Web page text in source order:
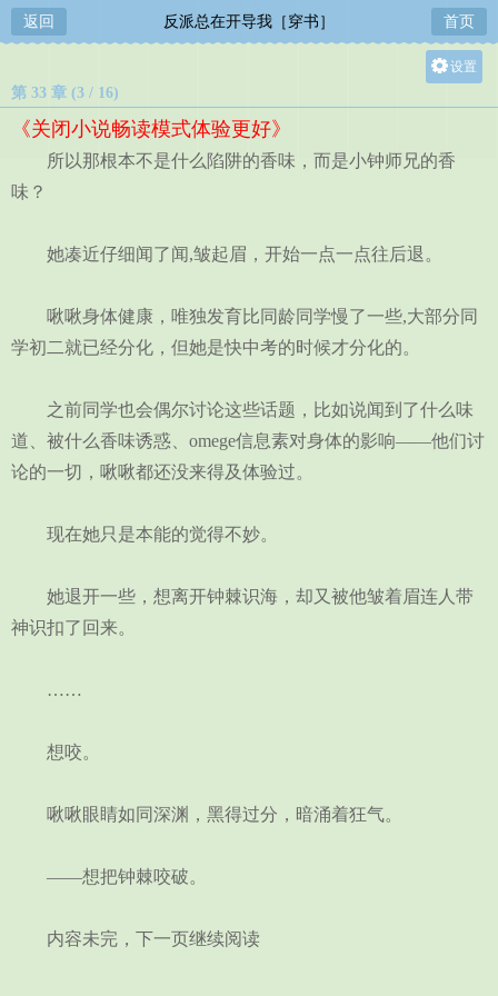
返回 反派总在开导我［穿书］ 首页
设置
中
第 33 章 (3 / 16)
《关闭小说畅读模式体验更好》
所以那根本不是什么陷阱的香味，而是小钟师兄的香
味？
她凑近仔细闻了闻,皱起眉，开始一点一点往后退。
啾啾身体健康，唯独发育比同龄同学慢了一些,大部分同
学初二就已经分化，但她是快中考的时候才分化的。
之前同学也会偶尔讨论这些话题，比如说闻到了什么味
道、被什么香味诱惑、omege信息素对身体的影响——他们讨
论的一切，啾啾都还没来得及体验过。
现在她只是本能的觉得不妙。
她退开一些，想离开钟棘识海，却又被他皱着眉连人带
神识扣了回来。
……
想咬。
啾啾眼睛如同深渊，黑得过分，暗涌着狂气。
——想把钟棘咬破。
内容未完，下一页继续阅读